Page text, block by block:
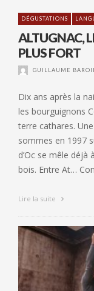
DÉGUSTATIONS
ALTUGNAC,
PLUS FORT
GUILLAUME
Dix ans après la
les bourguignons
terre cathares.
sommes en 1997
d’Oc se mêle déjà
bois. Entre At…
Lire la suite